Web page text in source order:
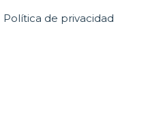
Política de privacidad